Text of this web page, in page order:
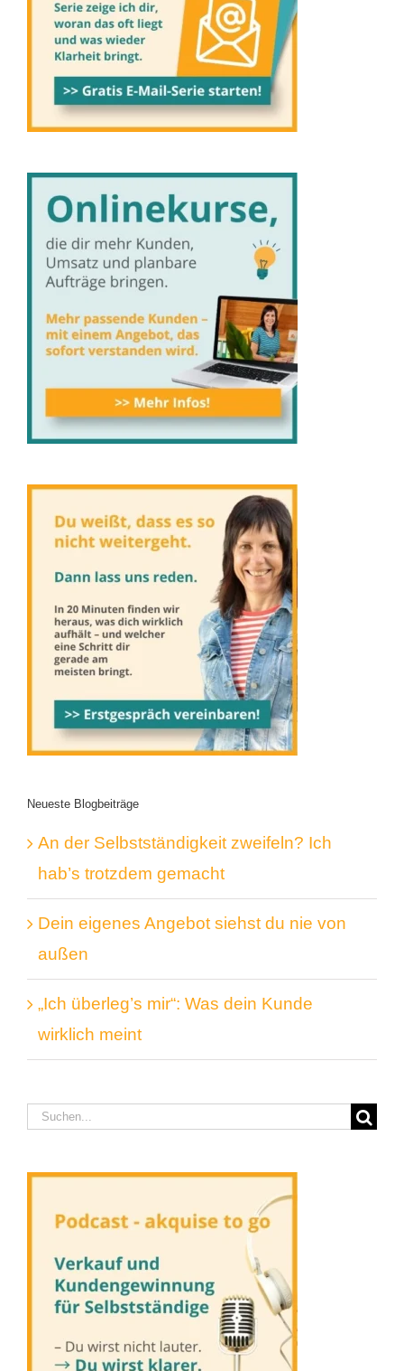
Neueste Blogbeiträge
An der Selbstständigkeit zweifeln? Ich
hab’s trotzdem gemacht
Dein eigenes Angebot siehst du nie von
außen
„Ich überleg’s mir“: Was dein Kunde
wirklich meint
Suche